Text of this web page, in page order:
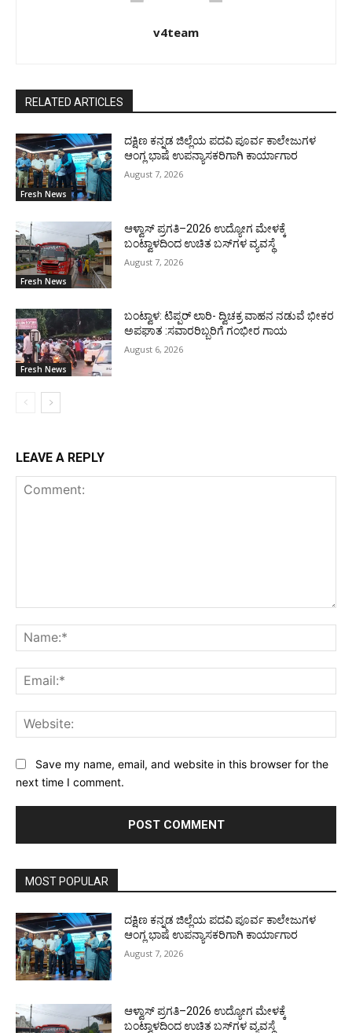
v4team
RELATED ARTICLES
Fresh News
ದಕ್ಷಿಣ ಕನ್ನಡ ಜಿಲ್ಲೆಯ ಪದವಿ ಪೂರ್ವ ಕಾಲೇಜುಗಳ
ಆಂಗ್ಲ ಭಾಷೆ ಉಪನ್ಯಾಸಕರಿಗಾಗಿ ಕಾರ್ಯಾಗಾರ
August 7, 2026
Fresh News
ಆಳ್ವಾಸ್ ಪ್ರಗತಿ–2026 ಉದ್ಯೋಗ ಮೇಳಕ್ಕೆ
ಬಂಟ್ವಾಳದಿಂದ ಉಚಿತ ಬಸ್‌ಗಳ ವ್ಯವಸ್ಥೆ
August 7, 2026
Fresh News
ಬಂಟ್ವಾಳ: ಟಿಪ್ಪರ್ ಲಾರಿ- ದ್ವಿಚಕ್ರ ವಾಹನ ನಡುವೆ ಭೀಕರ
ಅಪಘಾತ :ಸವಾರರಿಬ್ಬರಿಗೆ ಗಂಭೀರ ಗಾಯ
August 6, 2026
LEAVE A REPLY
Save my name, email, and website in this browser for the
next time I comment.
MOST POPULAR
ದಕ್ಷಿಣ ಕನ್ನಡ ಜಿಲ್ಲೆಯ ಪದವಿ ಪೂರ್ವ ಕಾಲೇಜುಗಳ
ಆಂಗ್ಲ ಭಾಷೆ ಉಪನ್ಯಾಸಕರಿಗಾಗಿ ಕಾರ್ಯಾಗಾರ
August 7, 2026
ಆಳ್ವಾಸ್ ಪ್ರಗತಿ–2026 ಉದ್ಯೋಗ ಮೇಳಕ್ಕೆ
ಬಂಟ್ವಾಳದಿಂದ ಉಚಿತ ಬಸ್‌ಗಳ ವ್ಯವಸ್ಥೆ